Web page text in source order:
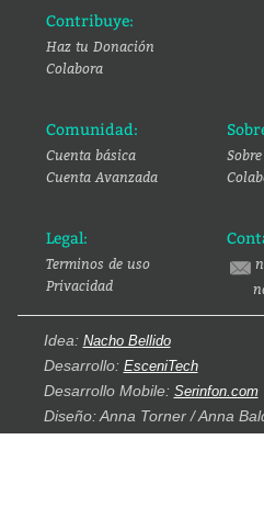
Contribuye:
Haz tu Donación
Colabora
Comunidad:
Cuenta básica
Cuenta Avanzada
Legal:
Terminos de uso
Privacidad
Idea: Nacho Bellido
Desarrollo: EsceniTech
Desarrollo Mobile: Serinfon.com
Diseño: Anna Torner / Anna